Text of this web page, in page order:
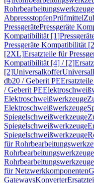
Rohrbearbeitungswerkzeuge
AbpressstopfenPrüfmittel
PressgerätePressgeräte
Kompatibilität [1]
Pressgeräte Kompatibilität
[2XL]Ersatzteile für
Kompatibilität [4] / [2]
[2]Universalkoffer
db20 / Geberit PE
/ Geberit PE
Elektroschweißwerkzeuge
Elektroschweißwerkzeuge
Spiegelschweißwerkzeuge
Spiegelschweißwerkzeuge
Spiegelschweißwerkzeuge
für
Rohrbearbeitungswerkzeuge
Rohrbearbeitungswerkzeuge
für Netzwerkkomponenten
GatewaysKonverter